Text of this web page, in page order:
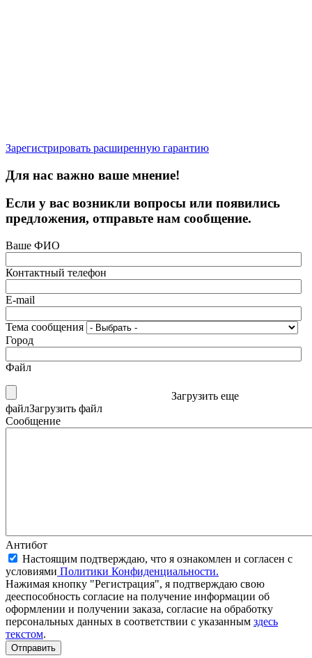
Зарегистрировать расширенную гарантию
Для нас важно ваше мнение!
Если у вас возникли вопросы или появились
предложения, отправьте нам сообщение.
Ваше ФИО
Контактный телефон
E-mail
Тема сообщения
Город
Файл
Загрузить еще
файлЗагрузить файл
Сообщение
Антибот
Настоящим подтверждаю, что я ознакомлен и согласен с
условиями Политики Конфиденциальности.
Нажимая кнопку "Регистрация", я подтверждаю свою
дееспособность согласие на получение информации об
оформлении и получении заказа, согласие на обработку
персональных данных в соответствии с указанным здесь
текстом.
Отправить